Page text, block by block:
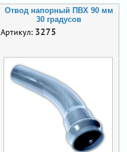
Отвод напорный ПВХ 90 мм
30 градусов
Артикул: 3275